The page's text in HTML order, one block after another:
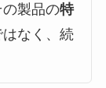
製品の特
なく、続